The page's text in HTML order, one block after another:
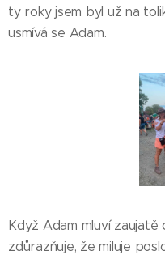
ty roky jsem byl už na
usmívá se Adam.
Když Adam mluví zaujatě
zdůrazňuje, že miluje